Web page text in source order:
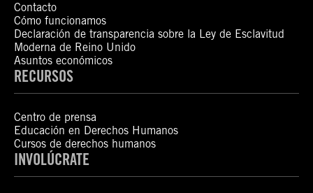
Contacto
Cómo funcionamos
Declaración de transparencia sobre la Ley de Esclavitud
Moderna de Reino Unido
Asuntos económicos
RECURSOS
Centro de prensa
Educación en Derechos Humanos
Cursos de derechos humanos
INVOLÚCRATE